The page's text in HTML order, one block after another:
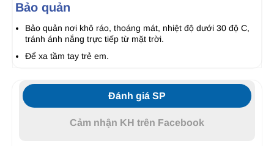
Bảo quản
Bảo quản nơi khô ráo, thoáng mát, nhiệt độ dưới 30 độ C,
tránh ánh nắng trực tiếp từ mặt trời.
Để xa tầm tay trẻ em.
Đánh giá SP
Cảm nhận KH trên Facebook